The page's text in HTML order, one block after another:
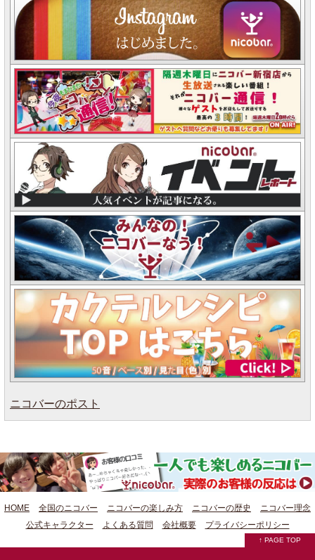
ニコバーのポスト
HOME 全国のニコバー ニコバーの楽しみ方 ニコバーの歴史
ニコバー理念
公式キャラクター
よくある質問 会社概要 プライバシーポリシー
↑ PAGE TOP